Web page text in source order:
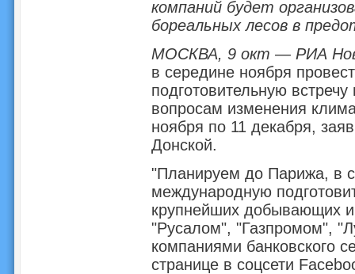
компаний будет
бореальных лесов в
МОСКВА, 9 окт — РИА
в середине ноября
подготовительную
вопросам изменения
ноября по 11 декабря,
Донской.
"Планируем до Парижа, в
международную
крупнейших добывающих
"Русалом", "Газпромом",
компаниями банковского
странице в соцсети